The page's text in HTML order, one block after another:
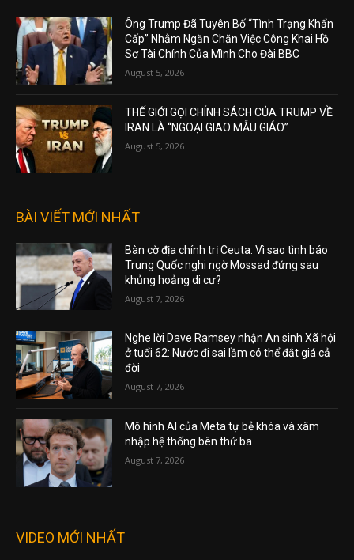
Ông Trump Đã Tuyên Bố “Tình Trạng Khẩn
Cấp” Nhằm Ngăn Chặn Việc Công Khai Hồ
Sơ Tài Chính Của Mình Cho Đài BBC
August 5, 2026
THẾ GIỚI GỌI CHÍNH SÁCH CỦA TRUMP VỀ
IRAN LÀ “NGOẠI GIAO MẪU GIÁO”
August 5, 2026
BÀI VIẾT MỚI NHẤT
Bàn cờ địa chính trị Ceuta: Vì sao tình báo
Trung Quốc nghi ngờ Mossad đứng sau
khủng hoảng di cư?
August 7, 2026
Nghe lời Dave Ramsey nhận An sinh Xã hội
ở tuổi 62: Nước đi sai lầm có thể đắt giá cả
đời
August 7, 2026
Mô hình AI của Meta tự bẻ khóa và xâm
nhập hệ thống bên thứ ba
August 7, 2026
VIDEO MỚI NHẤT